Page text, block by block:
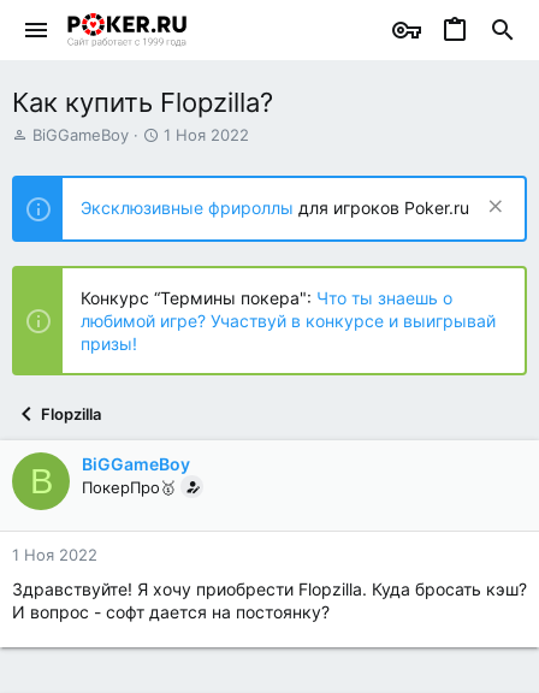
Как купить Flopzilla?
А
т
о
р
т
е
ы
BiGGameBoy
Д
т
н
а
ч
л
а
1 Ноя 2022
Эксклюзивные фрироллы для игроков Poker.ru
Конкурс “Термины покера": Что ты знаешь о
любимой игре? Участвуй в конкурсе и выигрывай
призы!
Flopzilla
B BiGGameBoy
ПокерПро🥇
1 Ноя 2022
Здравствуйте! Я хочу приобрести Flopzilla. Куда бросать кэш?
И вопрос - софт дается на постоянку?